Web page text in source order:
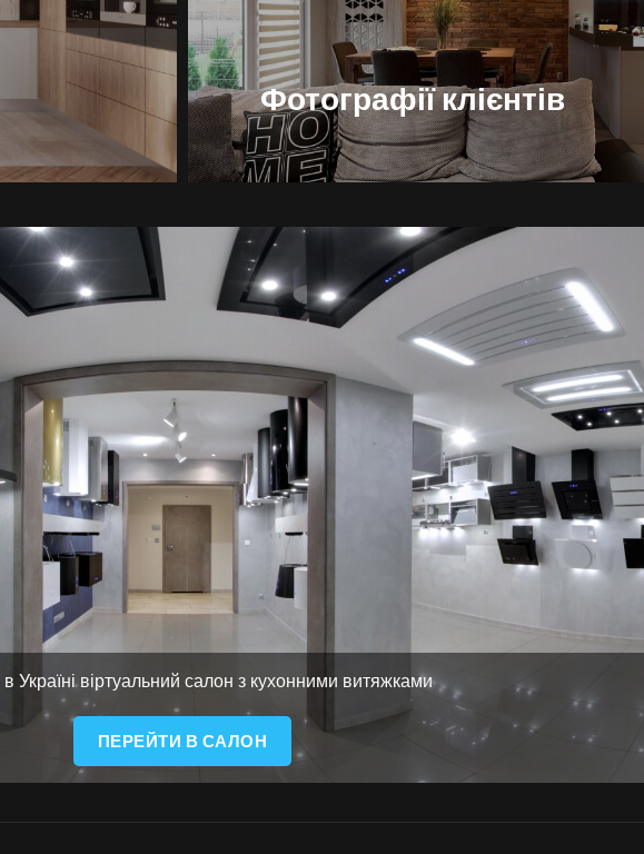
Продукти
Сторінка дизайнера
Технічна підтримка
Віртуальний салон
Де придбати
Галерея
Акції
Контакти
Фотографії клієнтів
Україні віртуальний салон з кухонними витяжками
ПЕРЕЙТИ В САЛОН